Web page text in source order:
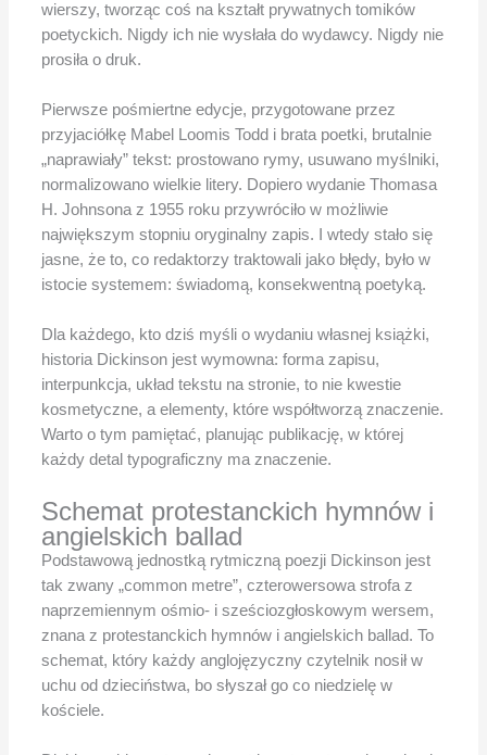
wierszy, tworząc coś na kształt prywatnych tomików
poetyckich. Nigdy ich nie wysłała do wydawcy. Nigdy nie
prosiła o druk.
Pierwsze pośmiertne edycje, przygotowane przez
przyjaciółkę Mabel Loomis Todd i brata poetki, brutalnie
„naprawiały” tekst: prostowano rymy, usuwano myślniki,
normalizowano wielkie litery. Dopiero wydanie Thomasa
H. Johnsona z 1955 roku przywróciło w możliwie
największym stopniu oryginalny zapis. I wtedy stało się
jasne, że to, co redaktorzy traktowali jako błędy, było w
istocie systemem: świadomą, konsekwentną poetyką.
Dla każdego, kto dziś myśli o wydaniu własnej książki,
historia Dickinson jest wymowna: forma zapisu,
interpunkcja, układ tekstu na stronie, to nie kwestie
kosmetyczne, a elementy, które współtworzą znaczenie.
Warto o tym pamiętać, planując publikację, w której
każdy detal typograficzny ma znaczenie.
Schemat protestanckich hymnów i
angielskich ballad
Podstawową jednostką rytmiczną poezji Dickinson jest
tak zwany „common metre”, czterowersowa strofa z
naprzemiennym ośmio- i sześciozgłoskowym wersem,
znana z protestanckich hymnów i angielskich ballad. To
schemat, który każdy anglojęzyczny czytelnik nosił w
uchu od dzieciństwa, bo słyszał go co niedzielę w
kościele.